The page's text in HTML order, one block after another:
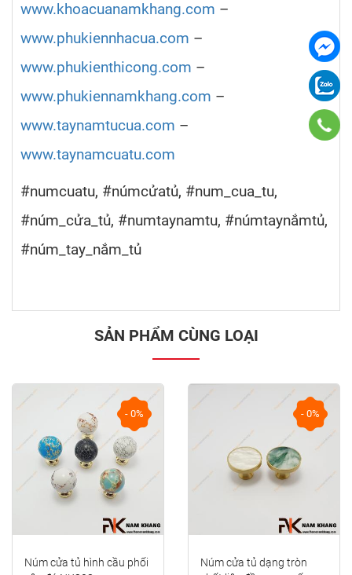
www.khoacuanamkhang.com –
www.phukiennhacua.com –
www.phukienthicong.com –
www.phukiennamkhang.com –
www.taynamtucua.com –
www.taynamcuatu.com
#numcuatu, #númcửatủ, #num_cua_tu,
#núm_cửa_tủ, #numtaynamtu, #númtaynắmtủ,
#núm_tay_nắm_tủ
SẢN PHẨM CÙNG LOẠI
- 0%
Núm cửa tủ hình cầu phối
- 0%
Núm cửa tủ dạng tròn